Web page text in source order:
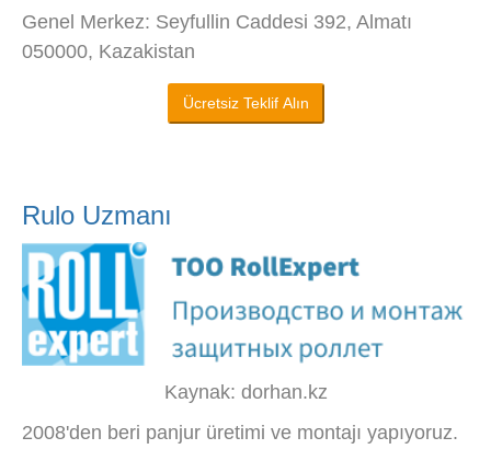
Genel Merkez: Seyfullin Caddesi 392, Almatı
050000, Kazakistan
Ücretsiz Teklif Alın
Rulo Uzmanı
Kaynak: dorhan.kz
2008'den beri panjur üretimi ve montajı yapıyoruz.